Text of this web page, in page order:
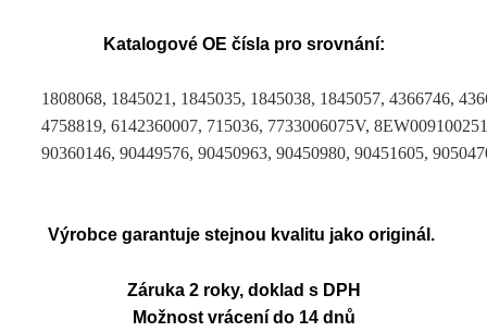
Katalogové OE čísla pro srovnání:
1808068, 1845021, 1845035, 1845038, 1845057, 4366746,
4758819, 6142360007, 715036, 7733006075V,
90360146, 90449576, 90450963, 90450980, 90451605,
Výrobce garantuje stejnou kvalitu jako originál.
Záruka 2 roky, doklad s DPH
Možnost vrácení do 14 dnů